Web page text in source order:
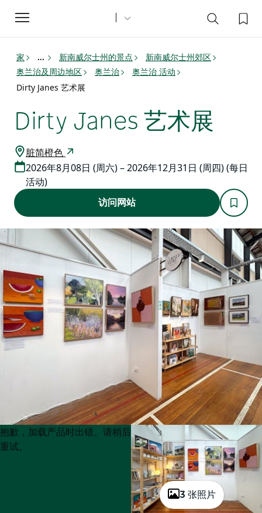
Toggle
navigation
家 ... 新南威尔士州的景点
新南威尔士州郊区
奥兰治及周边地区
奥兰治
奥兰治 活动
Dirty Janes 艺术展
Dirty Janes 艺术展
脏简橙色
2026年8月08日 (周六) – 2026年12月31日 (周四) (每日
活动)
访问网站
3 张照片
Product
List
Product
List
抱歉，加载产品时出错。请稍后
重试。